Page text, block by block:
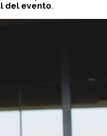
del evento.